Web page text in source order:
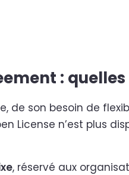
:
de son besoin de
License n’est plus
, réservé aux